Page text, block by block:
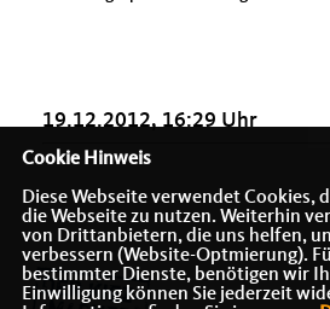
19.12.2012, 16:29 Uhr
Cookie Hinweis
Diese Webseite verwendet Cookies,
die Webseite zu nutzen. Weiterhin
von Drittanbietern, die uns helfen,
verbessern (Website-Optmierung).
bestimmter Dienste, benötigen wir
Einwilligung können Sie jederzeit